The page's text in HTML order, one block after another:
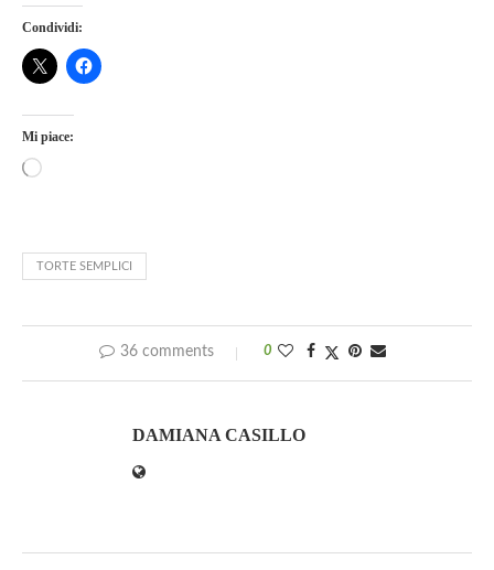
Condividi:
Mi piace:
TORTE SEMPLICI
36 comments 0
DAMIANA CASILLO